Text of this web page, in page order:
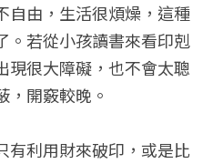
自由，生活很煩燥，這種
。若從小孩讀書來看印剋
現很大障礙，也不會太聰
，開竅較晚。
有利用財來破印，或是比